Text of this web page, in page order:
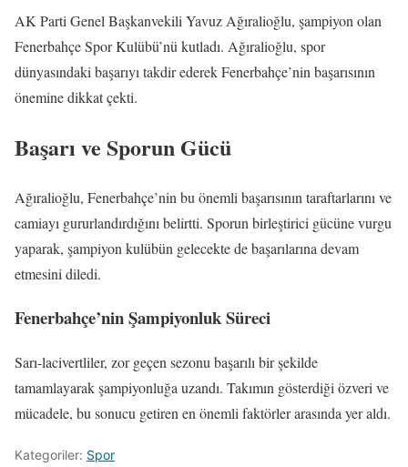
AK Parti Genel Başkanvekili Yavuz Ağıralioğlu, şampiyon olan
Fenerbahçe Spor Kulübü’nü kutladı. Ağıralioğlu, spor
dünyasındaki başarıyı takdir ederek Fenerbahçe’nin başarısının
önemine dikkat çekti.
Başarı ve Sporun Gücü
Ağıralioğlu, Fenerbahçe’nin bu önemli başarısının taraftarlarını ve
camiayı gururlandırdığını belirtti. Sporun birleştirici gücüne vurgu
yaparak, şampiyon kulübün gelecekte de başarılarına devam
etmesini diledi.
Fenerbahçe’nin Şampiyonluk Süreci
Sarı-lacivertliler, zor geçen sezonu başarılı bir şekilde
tamamlayarak şampiyonluğa uzandı. Takımın gösterdiği özveri ve
mücadele, bu sonucu getiren en önemli faktörler arasında yer aldı.
Kategoriler: Spor